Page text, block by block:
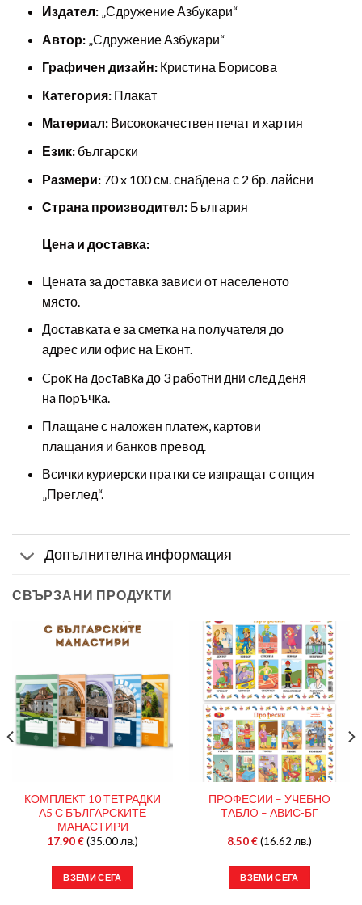
Издател:„Сдружение Азбукари“
Автор:„Сдружение Азбукари“
Графичен дизайн:Кристина Борисова
Категория: Плакат
Материал:Висококачествен печат и хартия
Език:български
Размери:70 x 100 см. снабдена с 2 бр. лайсни
Страна производител:България
Цена и доставка:
Цената за доставка зависи от населеното
място.
Доставката е за сметка на получателя до
адрес или офис на Еконт.
Cpoĸ нa дocтaвĸa до 3 paбoтни дни cлeд дeня
нa пopъчĸa.
Плащане с наложен платеж, картови
плащания и банков превод.
Всички куриерски пратки се изпращат с опция
„Преглед“.
Допълнителна информация
СВЪРЗАНИ ПРОДУКТИ
КОМПЛЕКТ 10 ТЕТРАДКИ
А5 С БЪЛГАРСКИТЕ
МАНАСТИРИ
17.90€(35.00 лв.)
ВЗЕМИ СЕГА
ПРОФЕСИИ – УЧЕБНO
ТАБЛO – АВИС-БГ
8.50€(16.62 лв.)
ВЗЕМИ СЕГА